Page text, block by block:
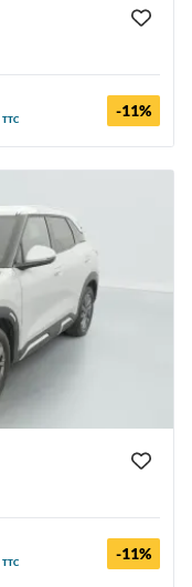
TTC -11%
TTC -11%